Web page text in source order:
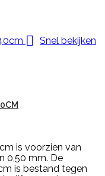

Snel bekijken
is voorzien van
0,50 mm. De
is bestand tegen